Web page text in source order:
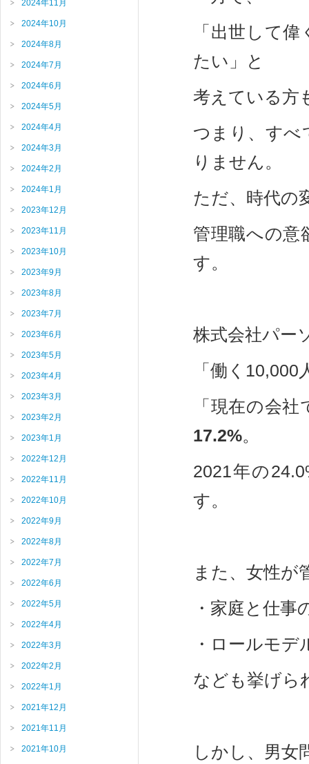
「出世して
たい」と
考えている方
つまり、すべ
りません。
ただ、時代の
管理職への意
す。
株式会社パー
「働く
「現在の会
17.2%。
2021年の
す。
また、女性が
・家庭と仕事
・ロールモ
なども挙げら
しかし、男女
2024年11月
2024年10月
2024年8月
2024年7月
2024年6月
2024年5月
2024年4月
2024年3月
2024年2月
2024年1月
2023年12月
2023年11月
2023年10月
2023年9月
2023年8月
2023年7月
2023年6月
2023年5月
2023年4月
2023年3月
2023年2月
2023年1月
2022年12月
2022年11月
2022年10月
2022年9月
2022年8月
2022年7月
2022年6月
2022年5月
2022年4月
2022年3月
2022年2月
2022年1月
2021年12月
2021年11月
2021年10月